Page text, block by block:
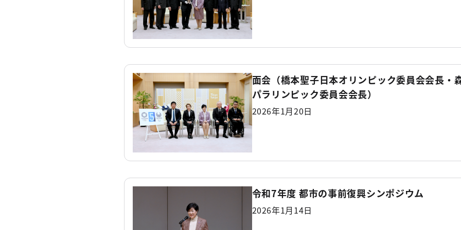
面会（橋本聖子日本オリンピック委員会会長・
パラリンピック委員会会長）
2026年1月20日
令和7年度 都市の事前復興シンポジウム
2026年1月14日